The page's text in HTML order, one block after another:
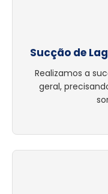
Sucção de
Realizamos a
geral,